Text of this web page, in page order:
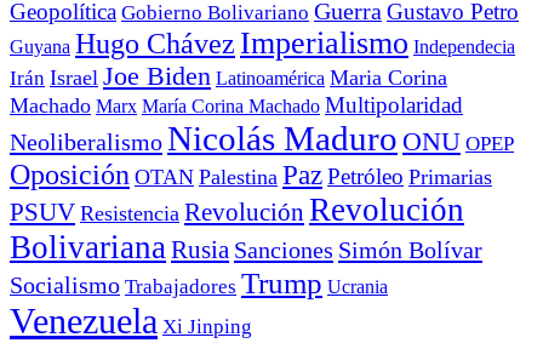
Geopolítica Gobierno Bolivariano Guerra Gustavo Petro
Guyana Hugo Chávez Imperialismo Independecia
Irán Israel Joe Biden Latinoamérica Maria Corina
Machado Marx María Corina Machado Multipolaridad
NeoliberalismoNicolás Maduro ONU OPEP
Oposición OTAN Palestina PazPetróleo Primarias
PSUV Resistencia Revolución Revolución
BolivarianaRusia Sanciones Simón Bolívar
Socialismo Trabajadores Trump Ucrania
Venezuela Xi Jinping